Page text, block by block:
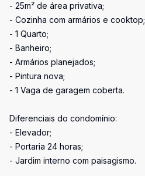
- 25m² de área privativa;
- Cozinha com armários e cooktop;
- 1 Quarto;
- Banheiro;
- Armários planejados;
- Pintura nova;
- 1 Vaga de garagem coberta.
Diferenciais do condomínio:
- Elevador;
- Portaria 24 horas;
- Jardim interno com paisagismo.